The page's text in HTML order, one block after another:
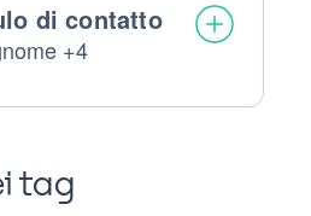
di contatto
+4
tag